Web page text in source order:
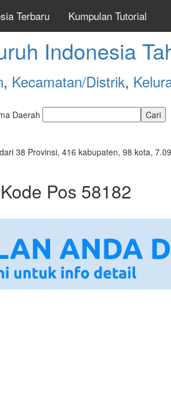
Terbaru Kumpulan Tutorial
Indonesia
, Kecamatan/Distrik,
Daerah
38 Provinsi, 416 kabupaten, 98 kota,
Pos 58182